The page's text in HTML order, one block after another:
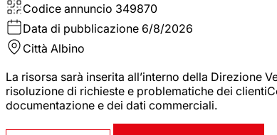
Codice annuncio 349870
Data di pubblicazione 6/8/2026
Città Albino
La risorsa sarà inserita all’interno della Direzione
risoluzione di richieste e problematiche dei
documentazione e dei dati commerciali.